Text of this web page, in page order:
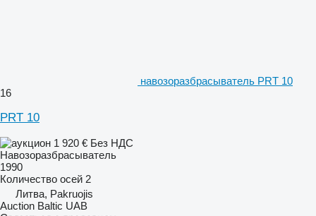
навозоразбрасыватель PRT 10
16
PRT 10
1 920 € Без НДС
Навозоразбрасыватель
1990
Количество осей 2
Литва, Pakruojis
Auction Baltic UAB